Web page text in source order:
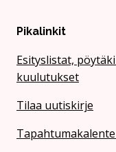
Pikalinkit
Esityslistat,
kuulutukset
Tilaa uutiskirje